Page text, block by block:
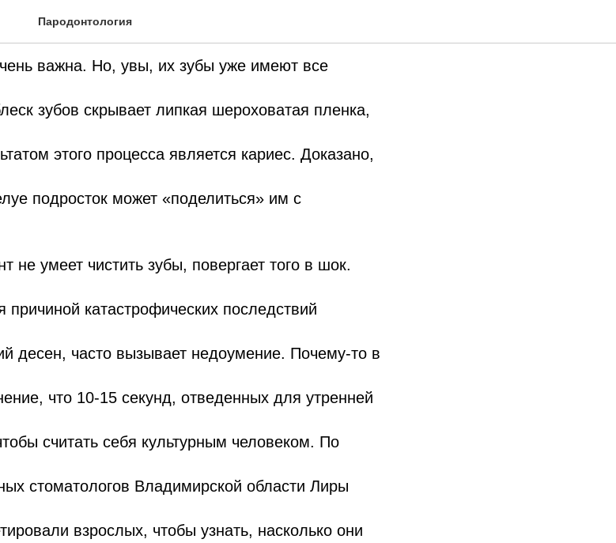
Пародонтология
важна. Но, увы, их зубы уже имеют все
зубов скрывает липкая шероховатая пленка,
этого процесса является кариес. Доказано,
подросток может «поделиться» им с
не умеет чистить зубы, повергает того в шок.
катастрофических последствий
десен, часто вызывает недоумение. Почему-то в
что 10-15 секунд, отведенных для утренней
считать себя культурным человеком. По
стоматологов Владимирской области Лиры
взрослых, чтобы узнать, насколько они